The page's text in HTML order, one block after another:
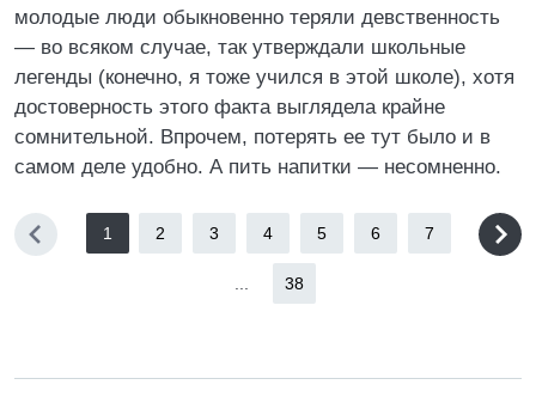
молодые люди обыкновенно теряли девственность
— во всяком случае, так утверждали школьные
легенды (конечно, я тоже учился в этой школе), хотя
достоверность этого факта выглядела крайне
сомнительной. Впрочем, потерять ее тут было и в
самом деле удобно. А пить напитки — несомненно.
1 2 3 4 5 6 7
38